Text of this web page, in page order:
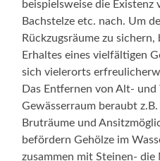
beispielsweise die Existenz
Bachstelze etc. nach. Um
Rückzugsräume zu sichern,
Erhaltes eines vielfältigen
sich vielerorts
Das Entfernen von Alt- und
Gewässerraum beraubt
Bruträume und
befördern Gehölze im
zusammen mit Steinen-